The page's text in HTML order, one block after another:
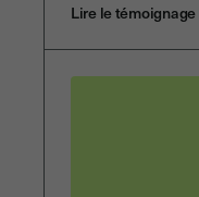
Lire le témoignage